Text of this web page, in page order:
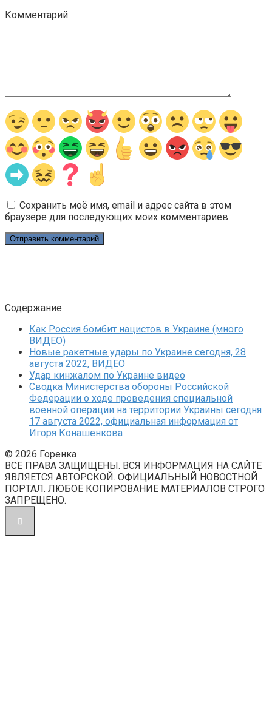
Комментарий
Сохранить моё имя, email и адрес сайта в этом
браузере для последующих моих комментариев.
Содержание
Как Россия бомбит нацистов в Украине (много
ВИДЕО)
Новые ракетные удары по Украине сегодня, 28
августа 2022, ВИДЕО
Удар кинжалом по Украине видео
Сводка Министерства обороны Российской
Федерации о ходе проведения специальной
военной операции на территории Украины сегодня
17 августа 2022, официальная информация от
Игоря Конашенкова
© 2026 Горенка
ВСЕ ПРАВА ЗАЩИЩЕНЫ. ВСЯ ИНФОРМАЦИЯ НА САЙТЕ
ЯВЛЯЕТСЯ АВТОРСКОЙ. ОФИЦИАЛЬНЫЙ НОВОСТНОЙ
ПОРТАЛ. ЛЮБОЕ КОПИРОВАНИЕ МАТЕРИАЛОВ СТРОГО
ЗАПРЕЩЕНО.